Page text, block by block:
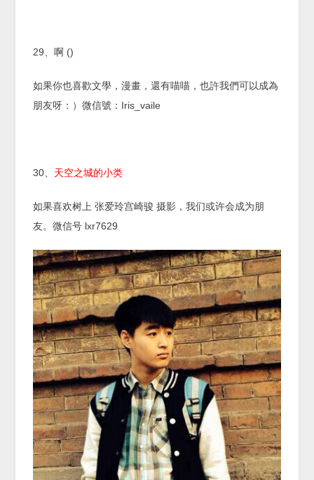
29、啊 ()
如果你也喜歡文學，漫畫，還有喵喵，也許我們可以成為
朋友呀：）微信號：Iris_vaile
30、 天空之城的小类
如果喜欢树上 张爱玲宫崎骏 摄影，我们或许会成为朋
友。微信号 lxr7629